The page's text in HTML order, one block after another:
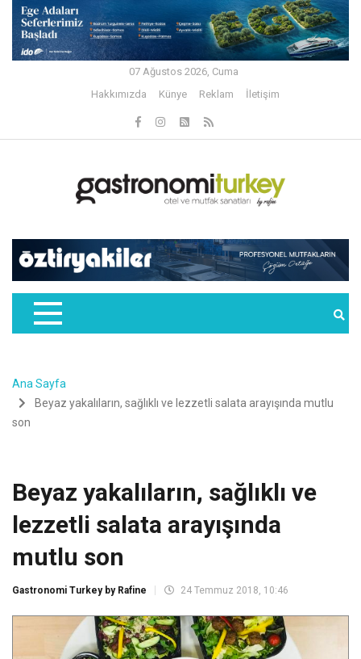
07 Ağustos 2026, Cuma
Hakkımızda
Künye Reklam İletişim
Ana Sayfa
Beyaz yakalıların, sağlıklı ve lezzetli salata arayışında mutlu
son
Beyaz yakalıların, sağlıklı ve
lezzetli salata arayışında
mutlu son
Gastronomi Turkey by Rafine 24 Temmuz 2018, 10:46